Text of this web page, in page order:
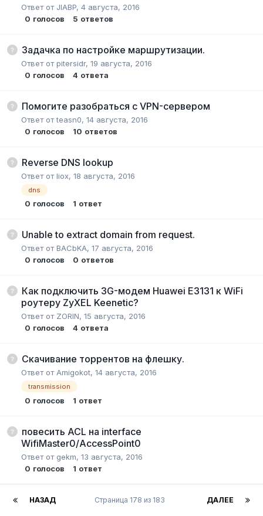
Ответ от JIABP, 4 августа, 2016
0 голосов 5 ответов
Задачка по настройке маршрутизации.
Ответ отpitersidr, 19 августа, 2016
0 голосов 4 ответа
Помогите разобраться с VPN-сервером
Ответ отteasn0, 14 августа, 2016
0 голосов 10 ответов
Reverse DNS lookup
Ответ отliox, 18 августа, 2016
dns
0 голосов 1 ответ
Unable to extract domain from request.
Ответ отBACbKA, 17 августа, 2016
0 голосов 0 ответов
Как подключить 3G-модем Huawei E3131 к WiFi
роутеру ZyXEL Keenetic?
Ответ от ZORIN, 15 августа, 2016
0 голосов 4 ответа
Скачивание торрентов на флешку.
Ответ отAmigokot, 14 августа, 2016
transmission
0 голосов 1 ответ
повесить ACL на interface
WifiMaster0/AccessPoint0
Ответ от gekm, 13 августа, 2016
0 голосов 1 ответ
НАЗАД ДАЛЕЕ
Страница 178 из 183